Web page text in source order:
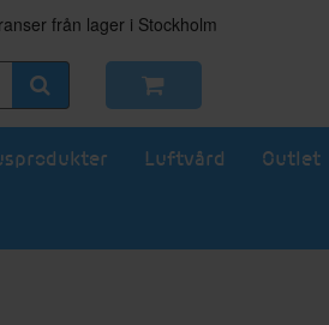
från lager i Stockholm
Luftvård Outlet